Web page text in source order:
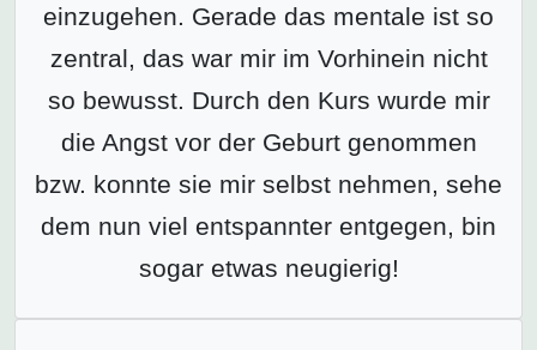
einzugehen. Gerade das mentale ist so
zentral, das war mir im Vorhinein nicht
so bewusst. Durch den Kurs wurde mir
die Angst vor der Geburt genommen
bzw. konnte sie mir selbst nehmen, sehe
dem nun viel entspannter entgegen, bin
sogar etwas neugierig!